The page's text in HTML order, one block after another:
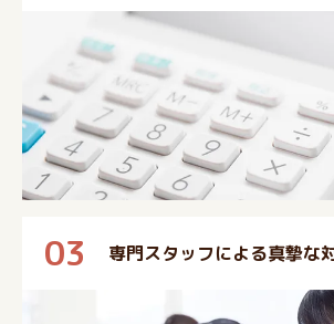
03 専門スタッフによる真摯な